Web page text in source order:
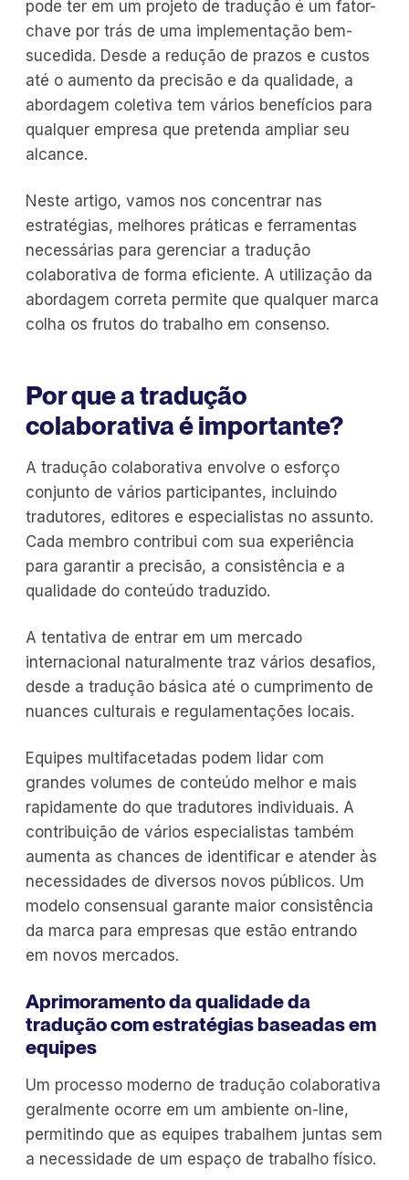
pode ter em um projeto de tradução é um fator-
chave por trás de uma implementação bem-
sucedida. Desde a redução de prazos e custos
até o aumento da precisão e da qualidade, a
abordagem coletiva tem vários benefícios para
qualquer empresa que pretenda ampliar seu
alcance.
Neste artigo, vamos nos concentrar nas
estratégias, melhores práticas e ferramentas
necessárias para gerenciar a tradução
colaborativa de forma eficiente. A utilização da
abordagem correta permite que qualquer marca
colha os frutos do trabalho em consenso.
Por que a tradução
colaborativa é importante?
A tradução colaborativa envolve o esforço
conjunto de vários participantes, incluindo
tradutores, editores e especialistas no assunto.
Cada membro contribui com sua experiência
para garantir a precisão, a consistência e a
qualidade do conteúdo traduzido.
A tentativa de entrar em um mercado
internacional naturalmente traz vários desafios,
desde a tradução básica até o cumprimento de
nuances culturais e regulamentações locais.
Equipes multifacetadas podem lidar com
grandes volumes de conteúdo melhor e mais
rapidamente do que tradutores individuais. A
contribuição de vários especialistas também
aumenta as chances de identificar e atender às
necessidades de diversos novos públicos. Um
modelo consensual garante maior consistência
da marca para empresas que estão entrando
em novos mercados.
Aprimoramento da qualidade da
tradução com estratégias baseadas em
equipes
Um processo moderno de tradução colaborativa
geralmente ocorre em um ambiente on-line,
permitindo que as equipes trabalhem juntas sem
a necessidade de um espaço de trabalho físico.